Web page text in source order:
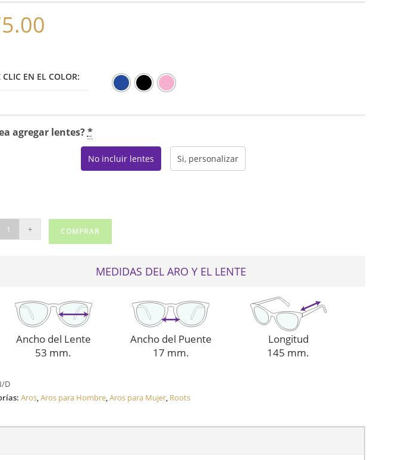
la
CLIC EN EL COLOR:
agregar lentes?*
No incluir lentes Si, personalizar
+ COMPRAR
MEDIDAS DEL ARO Y EL LENTE
Ancho del Lente
53 mm.
Ancho del Puente
17 mm.
Longitud
145 mm.
D
Aros,Aros para Hombre,Aros para Mujer, Roots